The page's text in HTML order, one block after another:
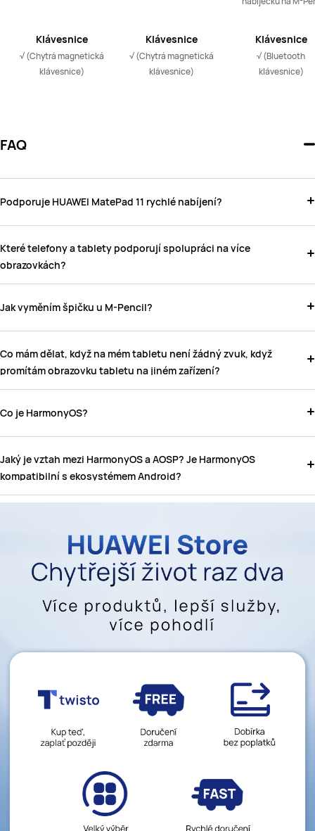
Klávesnice
√ (Chytrá magnetická
klávesnice)
Klávesnice
√ (Chytrá magnetická
klávesnice)
Klávesnice
√ (Bluetooth
klávesnice)
FAQ
Podporuje HUAWEI MatePad 11 rychlé nabíjení?
Které telefony a tablety podporují spolupráci na více
obrazovkách?
Jak vyměním špičku u M-Pencil?
Co mám dělat, když na mém tabletu není žádný zvuk, když
promítám obrazovku tabletu na jiném zařízení?
Co je HarmonyOS?
Jaký je vztah mezi HarmonyOS a AOSP? Je HarmonyOS
kompatibilní s ekosystémem Android?